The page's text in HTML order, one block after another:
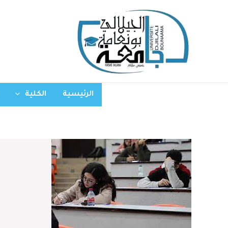
الرئيسية الكلية